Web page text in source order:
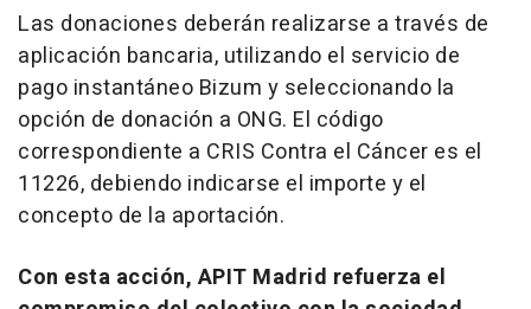
Las donaciones deberán realizarse a través de
aplicación bancaria, utilizando el servicio de
pago instantáneo Bizum y seleccionando la
opción de donación a ONG. El código
correspondiente a CRIS Contra el Cáncer es el
11226, debiendo indicarse el importe y el
concepto de la aportación.
Con esta acción, APIT Madrid refuerza el